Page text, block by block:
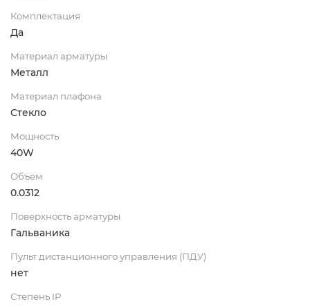
Комплектация
Да
Материал арматуры
Металл
Материал плафона
Стекло
Мощность
40W
Объем
0.0312
Поверхность арматуры
Гальваника
Пульт дистанционного управления (ПДУ)
нет
Степень IP